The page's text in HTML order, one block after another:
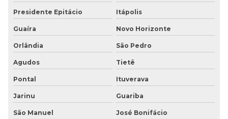
Presidente Epitácio Itápolis
Guaíra Novo Horizonte
Orlândia São Pedro
Agudos Tietê
Pontal Ituverava
Jarinu Guariba
São Manuel José Bonifácio